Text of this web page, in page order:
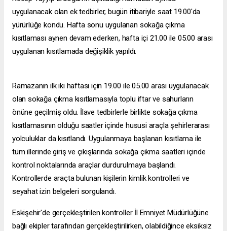
uygulanacak olan ek tedbirler, bugün itibariyle saat 19.00'da
yürürlüğe kondu. Hafta sonu uygulanan sokağa çıkma
kısıtlaması aynen devam ederken, hafta içi 21.00 ile 05.00 arası
uygulanan kısıtlamada değişiklik yapıldı.
Ramazanın ilk iki haftası için 19.00 ile 05.00 arası uygulanacak
olan sokağa çıkma kısıtlamasıyla toplu iftar ve sahurların
önüne geçilmiş oldu. İlave tedbirlerle birlikte sokağa çıkma
kısıtlamasının olduğu saatler içinde hususi araçla şehirlerarası
yolculuklar da kısıtlandı. Uygulanmaya başlanan kısıtlama ile
tüm illerinde giriş ve çıkışlarında sokağa çıkma saatleri içinde
kontrol noktalarında araçlar durdurulmaya başlandı.
Kontrollerde araçta bulunan kişilerin kimlik kontrolleri ve
seyahat izin belgeleri sorgulandı.
Eskişehir'de gerçekleştirilen kontroller İl Emniyet Müdürlüğüne
bağlı ekipler tarafından gerçekleştirilirken, olabildiğince eksiksiz